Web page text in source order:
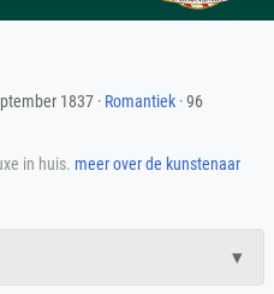
1837 · Romantiek · 96
in huis. meer over de kunstenaar